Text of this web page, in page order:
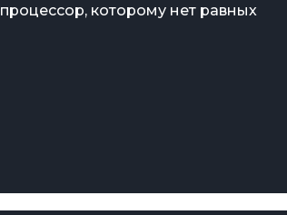
процессор, которому нет равных